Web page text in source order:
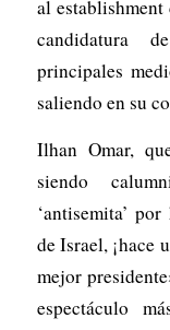
al
candidatura
principales
saliendo en su
Ilhan Omar,
siendo
‘antisemita’
de Israel, ¡hace
mejor
espectáculo